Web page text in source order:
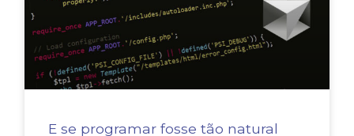
E se programar fosse tão natural